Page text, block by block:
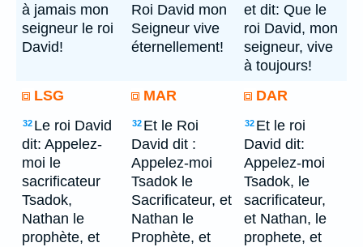
à jamais mon
seigneur le roi
David!
Roi David mon
Seigneur vive
éternellement!
et dit: Que le
roi David, mon
seigneur, vive
à toujours!
LSG
MAR DAR
32 Le roi David
dit: Appelez-
moi le
sacrificateur
Tsadok,
Nathan le
prophète, et
32 Et le Roi
David dit :
Appelez-moi
Tsadok le
Sacrificateur, et
Nathan le
Prophète, et
32 Et le roi
David dit:
Appelez-moi
Tsadok, le
sacrificateur,
et Nathan, le
prophete, et